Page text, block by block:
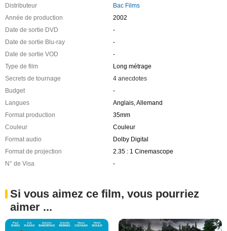
Distributeur
Bac Films
Année de production
2002
Date de sortie DVD
-
Date de sortie Blu-ray
-
Date de sortie VOD
-
Type de film
Long métrage
Secrets de tournage
4 anecdotes
Budget
-
Langues
Anglais, Allemand
Format production
35mm
Couleur
Couleur
Format audio
Dolby Digital
Format de projection
2.35 : 1 Cinemascope
N° de Visa
-
Si vous aimez ce film, vous pourriez
aimer ...